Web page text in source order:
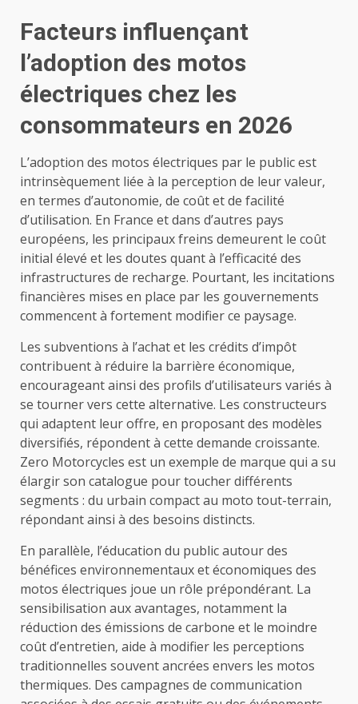
Facteurs influençant
l’adoption des motos
électriques chez les
consommateurs en 2026
L’adoption des motos électriques par le public est
intrinsèquement liée à la perception de leur valeur,
en termes d’autonomie, de coût et de facilité
d’utilisation. En France et dans d’autres pays
européens, les principaux freins demeurent le coût
initial élevé et les doutes quant à l’efficacité des
infrastructures de recharge. Pourtant, les incitations
financières mises en place par les gouvernements
commencent à fortement modifier ce paysage.
Les subventions à l’achat et les crédits d’impôt
contribuent à réduire la barrière économique,
encourageant ainsi des profils d’utilisateurs variés à
se tourner vers cette alternative. Les constructeurs
qui adaptent leur offre, en proposant des modèles
diversifiés, répondent à cette demande croissante.
Zero Motorcycles est un exemple de marque qui a su
élargir son catalogue pour toucher différents
segments : du urbain compact au moto tout-terrain,
répondant ainsi à des besoins distincts.
En parallèle, l’éducation du public autour des
bénéfices environnementaux et économiques des
motos électriques joue un rôle prépondérant. La
sensibilisation aux avantages, notamment la
réduction des émissions de carbone et le moindre
coût d’entretien, aide à modifier les perceptions
traditionnelles souvent ancrées envers les motos
thermiques. Des campagnes de communication